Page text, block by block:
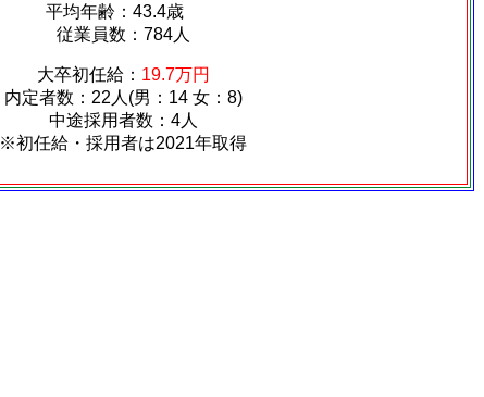
平均年齢：43.4歳
従業員数：784人
大卒初任給： 19.7万円
内定者数：22人(男：14 女：8)
中途採用者数：4人
※初任給・採用者は2021年取得